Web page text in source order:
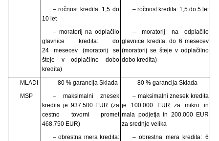
– ročnost kredita: 1,5 do
10 let
– ročnost kredita: 1,5 do 5 let
– moratorij na odplačilo
glavnice kredita: do
24 mesecev (moratorij se
šteje v odplačilno dobo
kredita)
– moratorij na odplačilo
glavnice kredita: do 6 mesecev
(moratorij se šteje v odplačilno
dobo kredita)
MLADI – 80 % garancija Sklada
– 80 % garancija Sklada
MSP
– maksimalni znesek
kredita je 937.500 EUR (za
cestno tovorni promet
468.750 EUR)
– maksimalni znesek kredita
je 100.000 EUR za mikro in
mala podjetja in 200.000 EUR
za srednje velika
– obrestna mera kredita:
– obrestna mera kredita: 6